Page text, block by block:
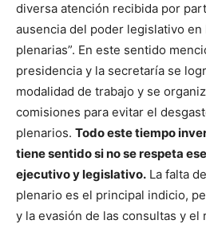
diversa atención recibida por
ausencia del poder legislativo en
plenarias”. En este sentido
presidencia y la secretaría se
modalidad de trabajo y se
comisiones para evitar el
plenarios. Todo este tiempo
tiene sentido si no se respeta
ejecutivo y legislativo. La falta
plenario es el principal indicio,
y la evasión de las consultas y